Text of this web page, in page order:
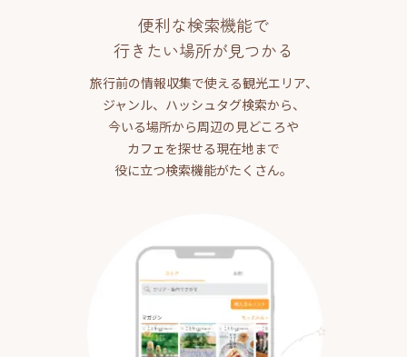
便利な検索機能で
行きたい場所が見つかる
旅行前の情報収集で使える観光エリア、
ジャンル、ハッシュタグ検索から、
今いる場所から周辺の見どころや
カフェを探せる現在地まで
役に立つ検索機能がたくさん。